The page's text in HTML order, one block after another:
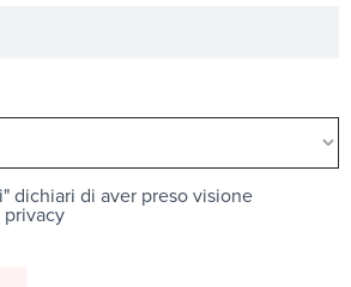
dichiari di aver preso visione